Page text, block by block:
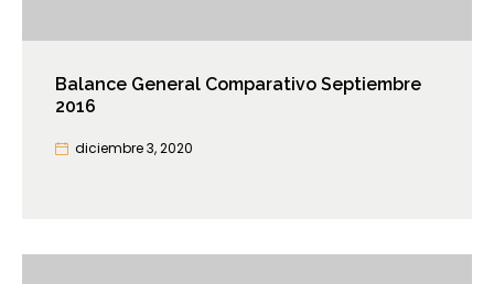
Balance General Comparativo Septiembre
2016
diciembre 3, 2020